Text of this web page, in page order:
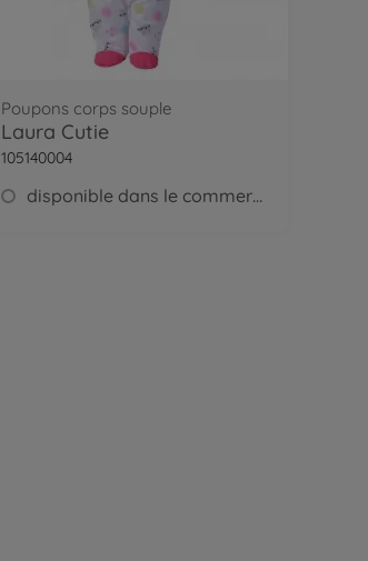
Poupons corps souple
Laura Cutie
105140004
disponible dans le commerce